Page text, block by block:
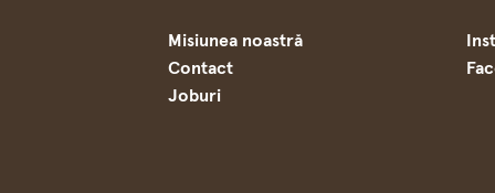
Misiunea noastră
Contact
Joburi